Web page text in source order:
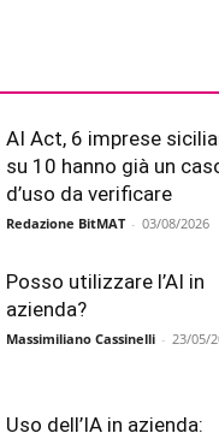
AI Act, 6 imprese
su 10 hanno già un
d’uso da verificare
Redazione BitMAT - 03/08/2026
Posso utilizzare l’AI in
azienda?
Massimiliano Cassinelli - 23/05/
Uso dell’IA in azienda: